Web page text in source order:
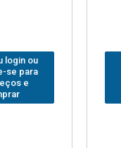
login ou
se para
e